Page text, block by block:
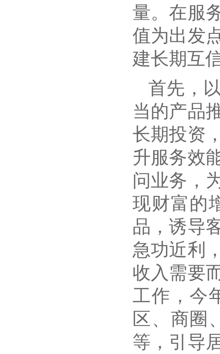
量。在服
值为出发
建长期互
首先，
当的产品
长期投资
升服务效
问业务，
现财富的
品，诱导
急功近利
收入需要
工作，今
区、商圈
等，引导